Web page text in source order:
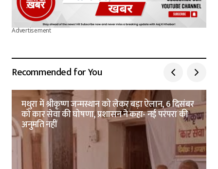
Advertisement
Recommended for You
मथुरा में श्रीकृष्ण जन्मस्थान को लेकर बड़ा ऐलान, 6 दिसंबर
को कार सेवा की घोषणा, प्रशासन ने कहा- नई परंपरा की
अनुमति नहीं